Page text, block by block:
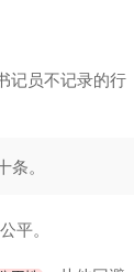
记员不记录的行
。
平。